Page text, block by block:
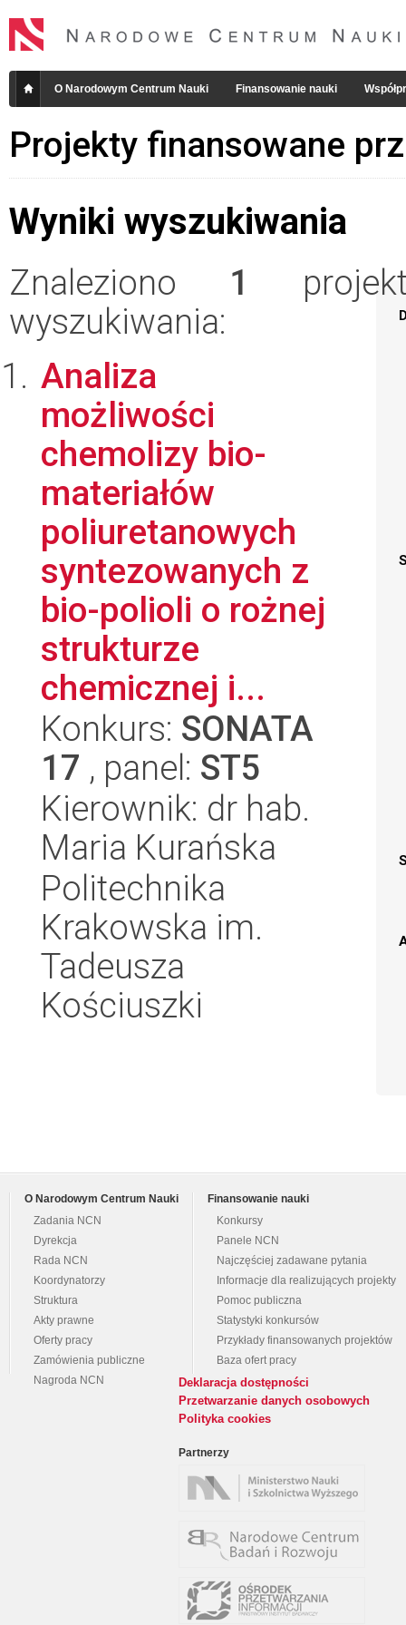
O Narodowym Centrum Nauki Finansowanie nauki
Projekty finansowane
Wyniki wyszukiwania
Znaleziono 1
wyszukiwania:
Analiza
możliwości
chemolizy bio-
materiałów
poliuretanowych
syntezowanych z
bio-polioli o rożnej
strukturze
chemicznej i...
Konkurs: SONATA
17 , panel: ST5
Kierownik: dr hab.
Maria Kurańska
Politechnika
Krakowska im.
Tadeusza
Kościuszki
O Narodowym Centrum Nauki
Zadania NCN
Dyrekcja
Rada NCN
Koordynatorzy
Struktura
Akty prawne
Oferty pracy
Zamówienia publiczne
Nagroda NCN
Finansowanie nauki
Konkursy
Panele NCN
Najczęściej zadawane pytania
Informacje dla realizujących projekty
Pomoc publiczna
Statystyki konkursów
Przykłady finansowanych projektów
Baza ofert pracy
Deklaracja dostępności
Przetwarzanie danych osobowych
Polityka cookies
Partnerzy